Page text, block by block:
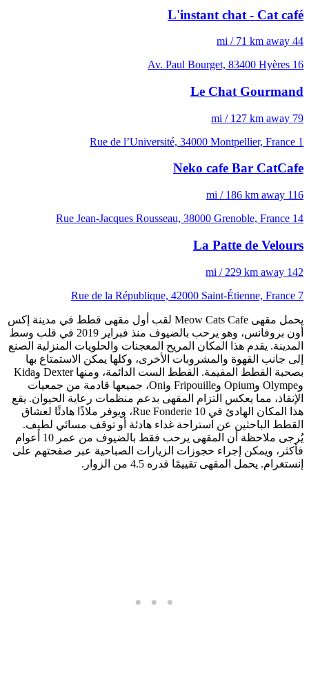
L'instant chat - Cat café
44 mi / 71 km away
16 Av. Paul Bourget, 83400 Hyères
Le Chat Gourmand
79 mi / 127 km away
1 Rue de l’Université, 34000 Montpellier, France
Neko cafe Bar CatCafe
116 mi / 186 km away
14 Rue Jean-Jacques Rousseau, 38000 Grenoble, France
La Patte de Velours
142 mi / 229 km away
7 Rue de la République, 42000 Saint-Étienne, France
يحمل مقهى Meow Cats Cafe لقب أول مقهى قطط في مدينة إكس
أون بروفانس، وهو يرحب بالضيوف منذ فبراير 2019 في قلب وسط
المدينة. يقدم هذا المكان المريح المعجنات والحلويات المنزلية الصنع
إلى جانب القهوة والمشروبات الأخرى، وكلها يمكن الاستمتاع بها
بصحبة القطط المقيمة. القطط الست الدائمة، ومنها Dexter وKida
وOlympe وOpium وFripouille وOni، جميعها قادمة من جمعيات
الإنقاذ، مما يعكس التزام المقهى بدعم منظمات رعاية الحيوان. يقع
هذا المكان الهادئ في 10 Rue Fonderie، ويوفر ملاذًا هادئًا لعشاق
القطط الباحثين عن استراحة غداء هادئة أو توقف مسائي لطيف.
يُرجى ملاحظة أن المقهى يرحب فقط بالضيوف من عمر 10 أعوام
فأكثر، ويمكن إجراء حجوزات الزيارات الصباحية عبر صفحتهم على
إنستغرام. يحمل المقهى تقييمًا قدره 4.5 من الزوار.